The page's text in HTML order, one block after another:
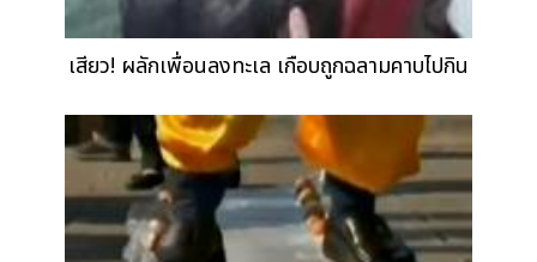
เสียว! ผลักเพื่อนลงทะเล เกือบถูกฉลามคาบไปกิน